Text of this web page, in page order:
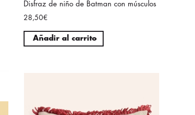
Disfraz de niño de Batman con músculos
28,50€
Añadir al carrito